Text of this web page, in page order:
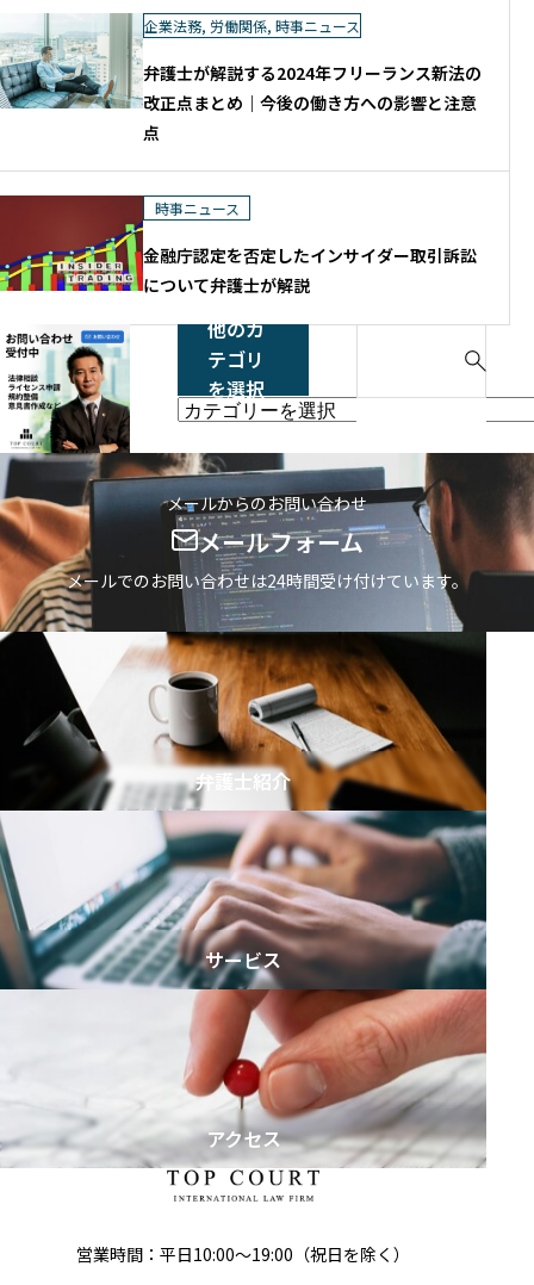
企業法務, 労働関係, 時事ニュース
弁護士が解説する2024年フリーランス新法の
改正点まとめ｜今後の働き方への影響と注意
点
時事ニュース
金融庁認定を否定したインサイダー取引訴訟
について弁護士が解説
他のカ
テゴリ
を選択
他
カ
テ
ゴ
リ
を
選
択
a
r
c
h
f
o
r
メールからのお問い合わせ
メールフォーム
メールでのお問い合わせは24時間受け付けています。
弁護士紹介
サービス
アクセス
営業時間：平日10:00～19:00（祝日を除く）